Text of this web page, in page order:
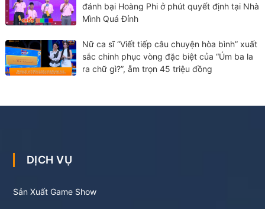
đánh bại Hoàng Phi ở phút quyết định tại Nhà
Mình Quá Đỉnh
Nữ ca sĩ “Viết tiếp câu chuyện hòa bình” xuất
sắc chinh phục vòng đặc biệt của “Úm ba la
ra chữ gì?”, ẵm trọn 45 triệu đồng
DỊCH VỤ
Sản Xuất Game Show